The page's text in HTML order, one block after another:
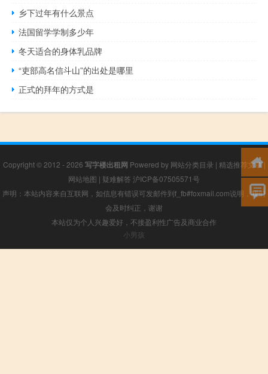
乡下过年有什么景点
法国留学学制多少年
冬天适合的身体乳品牌
“吏部高名信斗山”的出处是哪里
正式的拜年的方式是
Copyright © 2012 - 2026 写字楼出租网 Powered by 网站分类目录 | 精选推荐文章|
网站地图 | 疑难解答 沪ICP备07505571号
声明：本站内容来自互联网，如信息有错误可发邮件到f_fb#foxmail.com说明，我们
会及时纠正，谢谢
本站仅为个人兴趣爱好，不接盈利性广告及商业合作
小男孩